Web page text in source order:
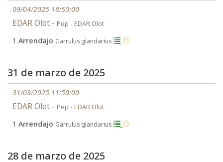
09/04/2025 18:50:00
EDAR Olot - Pep - EDAR Olot
1 Arrendajo Garrulus glandarius
31 de marzo de 2025
31/03/2025 11:50:00
EDAR Olot - Pep - EDAR Olot
1 Arrendajo Garrulus glandarius
28 de marzo de 2025